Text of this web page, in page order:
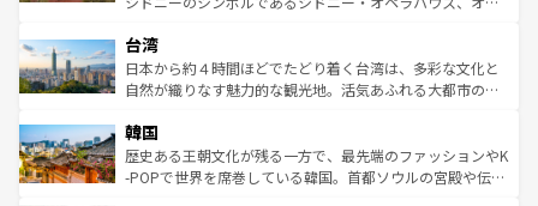
情報は
人々、おいしいローカルフードやハワイアンミュージッ
ク、伝統的なフラダンスなど、すべてがハワイの魅力を彩
っている。訪れるたびに新しい発見と感動が待っているハ
はコンテンツ一覧
リアリーフや大陸中央部にそびえるウルル（エアーズロッ
ク）、タスマニアの美しい原生林やケアンズの熱帯雨林な
ど、見どころがたくさん。また、カフェやワイン、オージ
いる。アクティビティも充実しており、サーフィンやダイ
ビング、ハイキングなど、アウトドア好きにはたまらな
い。オーストラリアの多彩な魅力を存分に味わいつくそ
台湾
日本から約４時間ほどでたどり着く台湾は、多彩な文化と
自然が織りなす魅力的な観光地。活気あふれる大都市の台
ン）、静ひつな山岳地帯である台湾東部など、都市の喧騒
と山間の静けさが共存しており、訪れる人に新しい発見と
驚きをもたらしてくれる。また、奥深い台湾の食文化も魅
韓国
歴史ある王朝文化が残る一方で、最先端のファッションやK
-POPで世界を席巻している韓国。首都ソウルの宮殿や伝統